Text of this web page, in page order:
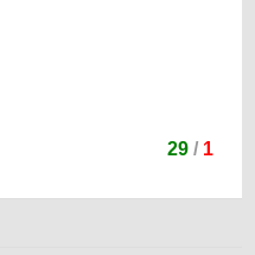
29 / 1